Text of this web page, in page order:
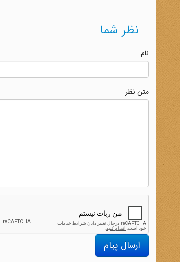
نظر شما
نام
متن نظر
ارسال پیام